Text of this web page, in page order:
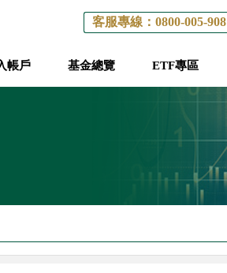
客服專線：0800-005-908
帳戶 基金總覽 ETF專區